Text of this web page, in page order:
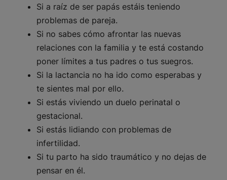
Si a raíz de ser papás estáis teniendo
problemas de pareja.
Si no sabes cómo afrontar las nuevas
relaciones con la familia y te está costando
poner límites a tus padres o tus suegros.
Si la lactancia no ha ido como esperabas y
te sientes mal por ello.
Si estás viviendo un duelo perinatal o
gestacional.
Si estás lidiando con problemas de
infertilidad.
Si tu parto ha sido traumático y no dejas de
pensar en él.